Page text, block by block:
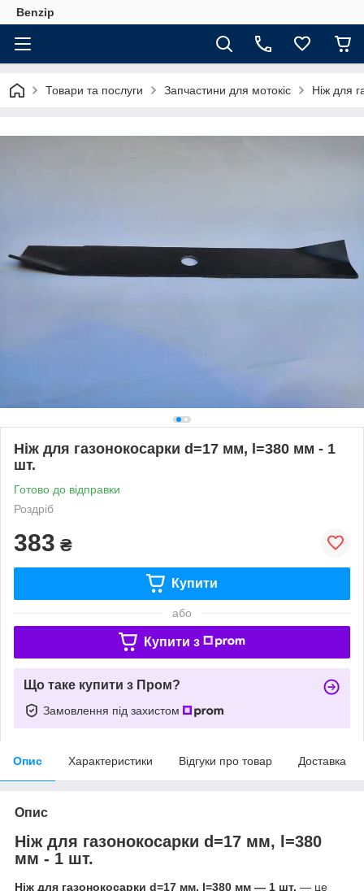
Benzip
Товари та послуги Запчастини для мотокіс Ніж для
Ніж для газонокосарки d=17 мм, l=380 мм - 1
шт.
Готово до відправки
Роздріб
383 ₴
Купити
або
Купити з
Що таке купити з Пром?
Замовлення під захистом
Опис Характеристики Відгуки про товар Доставка
Опис
Ніж для газонокосарки d=17 мм, l=380
мм - 1 шт.
Ніж для газонокосарки d=17 мм, l=380 мм — 1 шт. — це